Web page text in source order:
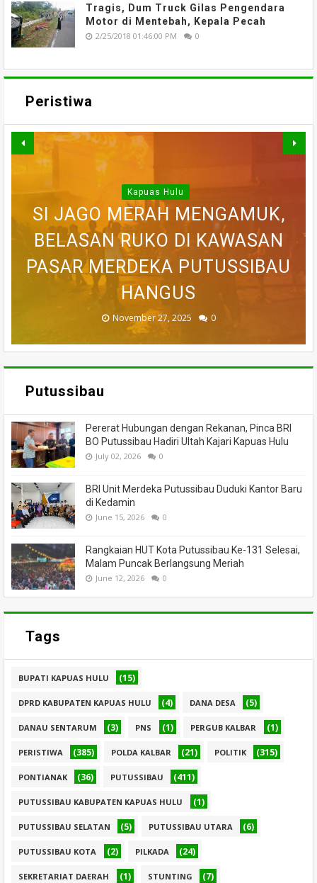
Tragis, Dum Truck Gilas Pengendara
Motor di Mentebah, Kepala Pecah
2/25/2018 01:46:00 PM 0
Peristiwa
WARGA DESA SEI AJUNG YANG
DILAPORKAN HILANG SAAT
MEMANCING DITEMUKAN
MENINGGAL DUNIA
July 05, 2026 0
Kapuas Hulu
SI JAGO MERAH MENGAMUK,
BELASAN RUKO DI KAWASAN
PASAR MERDEKA PUTUSSIBAU
HANGUS
November 27, 2025 0
PEDULI KORBAN KEBAKARAN,
KORAMIL BADAU BERI
BANTUAN
March 26, 2025 0
BELASAN TOKO PAKAIAN DI
PUTUSSIBAU LUDES DILALAP
API
March 13, 2025 0
SEMPAT SEKARAT, H AKHIRNYA
TEWAS SETELAH 'DIHAKIMI'
MASSA
February 18, 2025 0
Putussibau
Pererat Hubungan dengan Rekanan, Pinca BRI
BO Putussibau Hadiri Ultah Kajari Kapuas Hulu
July 02, 2026 0
BRI Unit Merdeka Putussibau Duduki Kantor Baru
di Kedamin
June 15, 2026 0
Rangkaian HUT Kota Putussibau Ke-131 Selesai,
Malam Puncak Berlangsung Meriah
June 12, 2026 0
Tags
BUPATI KAPUAS HULU (15)
DPRD KABUPATEN KAPUAS HULU (4) DANA DESA (5)
DANAU SENTARUM (3) PNS (1) PERGUB KALBAR (1)
PERISTIWA (385) POLDA KALBAR (21) POLITIK (315)
PONTIANAK (36) PUTUSSIBAU (411)
PUTUSSIBAU KABUPATEN KAPUAS HULU (1)
PUTUSSIBAU SELATAN (5) PUTUSSIBAU UTARA (6)
PUTUSSIBAU KOTA (2) PILKADA (24)
SEKRETARIAT DAERAH (1) STUNTING (7)